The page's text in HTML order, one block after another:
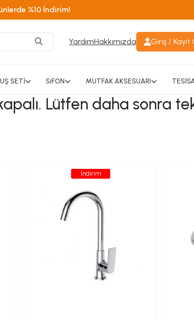
%10 İndirim!
YardımHakkımızda Giriş / Kayıt
SETİ SiFON MUTFAK AKSESUARI
Lütfen daha sonra
İndirim